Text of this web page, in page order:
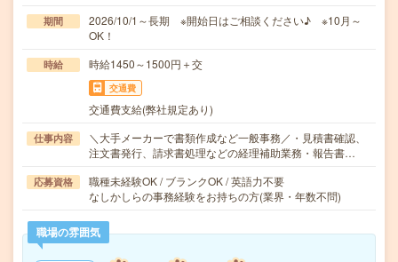
期間
2026/10/1～長期 ※開始日はご相談ください♪ ※10月～
OK！
時給 時給1450～1500円＋交
交通費
交通費支給(弊社規定あり)
仕事内容
＼大手メーカーで書類作成など一般事務／・見積書確認、
注文書発行、請求書処理などの経理補助業務・報告書…
応募資格
職種未経験OK / ブランクOK / 英語力不要
なしかしらの事務経験をお持ちの方(業界・年数不問)
職場の雰囲気